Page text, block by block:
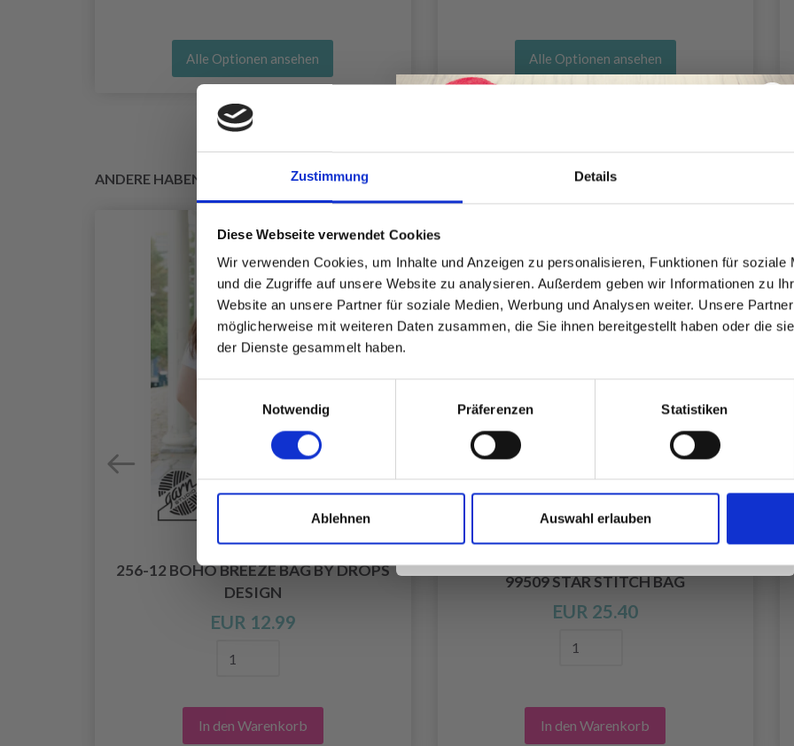
Zustimmung Details
Diese Webseite verwendet Cookies
Wir verwenden Cookies, um Inhalte und Anzeigen zu personalisieren, Funktionen für soziale
und die Zugriffe auf unsere Website zu analysieren. Außerdem geben wir Informationen zu
Website an unsere Partner für soziale Medien, Werbung und Analysen weiter. Unsere
möglicherweise mit weiteren Daten zusammen, die Sie ihnen bereitgestellt haben oder die
der Dienste gesammelt haben.
Notwendig
Präferenzen Statistiken
Ablehnen Auswahl erlauben
Alle Optionen ansehen Alle Optionen ansehen
ANDERE HABEN SICH AUCH ANGESEHEN
256-12 BOHO BREEZE BAG BY DROPS
DESIGN
EUR 12.99
In den Warenkorb
99509 STAR STITCH BAG
EUR 25.40
In den Warenkorb
Werde ein Teil unserer Garn-Community
und erhalte exklusiven Zugang zu
inspirierenden Strickmustern und
Nein, danke